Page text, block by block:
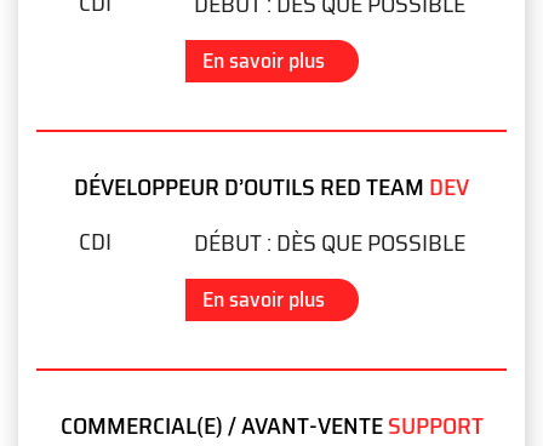
En savoir plus
DÉVELOPPEUR D’OUTILS RED TEAMDEV
CDI
DÉBUT :DÈS QUE POSSIBLE
En savoir plus
COMMERCIAL(E) / AVANT-VENTESUPPORT